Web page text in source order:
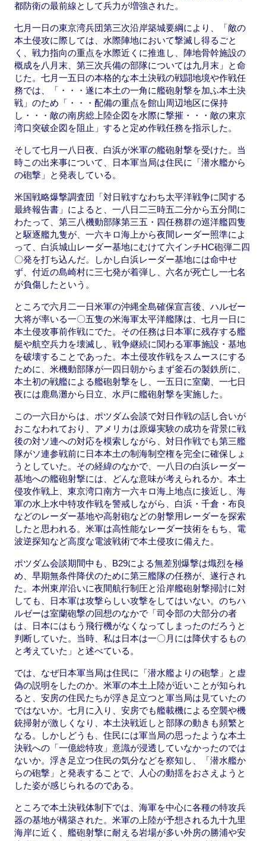
都防衛の最前線として兵力が増強された。
七月一日の東京湾兵団第三次沿岸築城要綱により、「敵の
本土侵攻に際しては、水際陣地において撃滅し得るごと
く、戦力指向の重点を水際近くに推進し、陣地骨幹施設の
概成を八月末、第三次兵備の部隊については九月末」と命
じた。七月一五日の本格的な本土決戦の戦闘地境や作戦任
務では、「・・・遂に本土の一角に艦砲射撃を加ふ本土決
戦」のため「・・・配備の重点を館山周辺地区に保持
し・・・敵の南房総上陸企図を水際に撃摧・・・敵の東京
湾口突破企図を阻止」すると定め作戦任務を指示した。
そして七月一八日夜、白浜が米軍の艦砲射撃を受けた。当
時この出来事について、日本軍当局は住民に「潜水艦から
の砲撃」と発表している。
米国戦略爆撃調査団「対日戦すなわち太平洋戦争に関する
最終報告書」によると、一八日二三時五二分から五分間に
わたって、第三八機動部隊第三五・四任務群の巡洋艦四隻
と駆逐艦九隻が、一六キロ海上から夜間レーダー照準によ
って、白浜城山レーダー基地にむけて六インチHC砲弾二四
〇発を打ち込んだ。しかし白浜レーダー基地には命中せ
ず、付近の島崎村に三七発が着弾し、六名が死亡し一七名
が負傷したという。
ところで六月二一日米軍の沖縄全島確保宣言後、ハルゼー
大将が率いる一〇五隻の米海軍太平洋艦隊は、七月一日に
本土侵攻事前作戦にでた。その任務は日本軍に残存する艦
艇や航空兵力を壊滅し、戦争継続に関わる軍事施設・基地
を破壊することであった。本土侵攻作戦をスムースにする
ために、米機動部隊が一四日朝からまず釜石の製鉄所に、
本土初の戦艦による艦砲射撃をし、一五日に室蘭、一七日
夜には鹿島灘から日立、水戸に艦砲射撃を実施した。
この一六日からは、ポツダム会談で対日作戦の話し合いが
おこなわれており、アメリカは原爆実験の成功を背景に戦
後の対ソ連への対応を模索しながら、対日作戦でも第三艦
隊がソ連参戦前に日本本土の制海制空権を完全に確保しょ
うとしていた。その経緯のなかで、一八日の白浜レーダー
基地への艦砲射撃には、どんな意味が考えられるか。本土
侵攻作戦上、東京湾口南方一六キロ海上地点に接近し、海
軍の水上水中特攻作戦を警戒しながら、白浜・千倉・布良
などのレーダー基地や高射砲などの射撃用レーダーを探索
したと思われる。米軍は高性能なレーダー技術をもち、電
波逆探知など高度な電波戦術で本土侵攻に備えた。
ポツダム会談期間中も、B29による無差別爆撃は熾烈を極
め、早期無条件降伏のために第三艦隊の任務が、遂行され
た。本州東岸沿いに夜間航行制圧と沿岸艦砲射撃掃討に対
しても、日本軍は攻撃らしい攻撃をしてはいない。のちハ
ルゼーは室蘭砲撃の回想のなかで「司令部の大部分の者
は、日本にはもう飛行機がなくなってしまったのだろうと
判断していた。当時、私は日本は一〇月には降伏するもの
と考えていた」と述べている。
では、なぜ日本軍当局は住民に「潜水艦よりの砲撃」と虚
偽の説明をしたのか。米軍の本土上陸が近いことが知られ
ると、安房の住民たちが浮き足立つと軍当局は見ていたの
ではないか。七月に入り、安房でも艦載機による空襲や機
銃掃射が激しくなり、本土決戦近しと部隊の動きも頻繁と
なる。しかしどうも、住民には軍当局の思ったような本土
決戦への「一億総特攻」意識が浸透していなかったのでは
ないか。浮き足立つ住民の気分などを察知し、「潜水艦か
らの砲撃」と発表することで、人心の動揺をおさえようと
した姿が感じられるのである。
ところで本土決戦体制下では、海軍を中心に各種の特攻兵
器の基地が構築された。米軍の上陸が予想される九十九里
海岸に近く、艦砲射撃に耐える岩場が多い外房の勝浦や安